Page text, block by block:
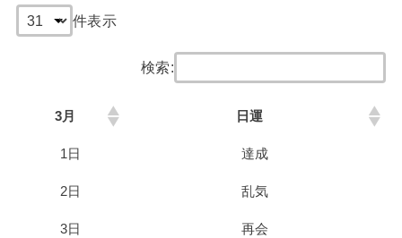
件表示
検索:
3月 日運
1日 達成
2日 乱気
3日 再会